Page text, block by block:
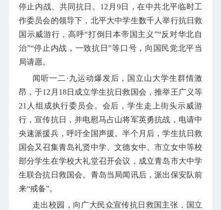
停止内战、共同抗日。 12 月 9日，在中共北平临时工
作委员会的领导下，北平大中学生数千人举行抗日救
国示威游行，高呼“打倒日本帝国主义”“反对华北自
治”“停止内战，一致抗日”等口号，向国民党北平当
局请愿。
闻听一二·九运动爆发后，国立山大学生群情激
昂，于12 月 18日成立学生抗日救国会，推举王广义等
21 人组成执行委员会。会后，学生走上街头示威游
行，宣传抗日，并电慰马占山将军英勇抗战，电请中
央速派援兵，呼吁全国声援。半个月后，学生抗日救
国会又召集青岛礼贤中学、文德女中、市立女中等校
部分学生在学校大礼堂召开会议，成立青岛市大中学
生联合抗日救国会。青岛当局闻讯后，派出保安队前
来“戒备”。
走出校园，向广大民众宣传抗日救国主张，国立